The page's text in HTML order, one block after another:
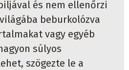
és nem ellenőrzi
beburkolózva
vagy egyéb
súlyos
szögezte le a